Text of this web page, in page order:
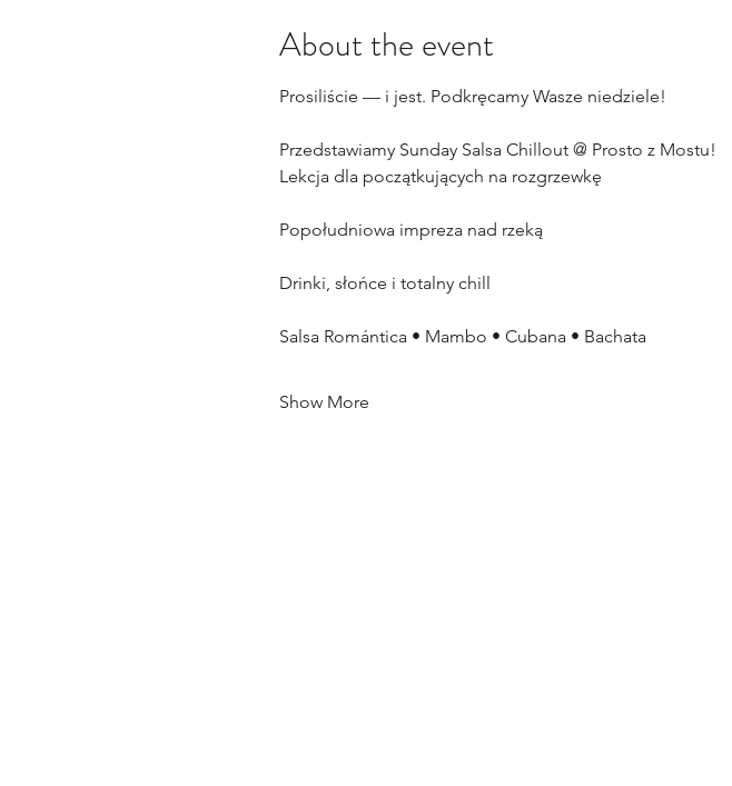
About the event
Prosiliście — i jest. Podkręcamy Wasze niedziele!
Przedstawiamy Sunday Salsa Chillout @ Prosto z Mostu!
Lekcja dla początkujących na rozgrzewkę
Popołudniowa impreza nad rzeką
Drinki, słońce i totalny chill
Salsa Romántica • Mambo • Cubana • Bachata
Show More